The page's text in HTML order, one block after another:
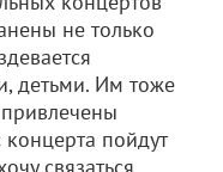
не только
детьми. Им тоже
пойдут